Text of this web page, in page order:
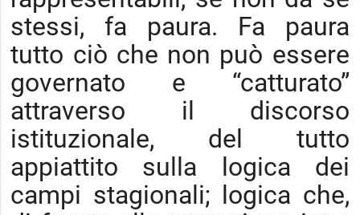
stessi, fa paura. Fa paura
tutto ciò che non può essere
governato e “catturato”
attraverso il discorso
istituzionale, del tutto
appiattito sulla logica dei
campi stagionali; logica che,